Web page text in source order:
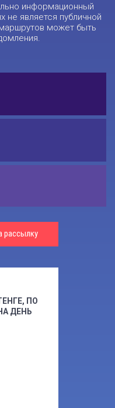
информационный
не является публичной
может быть
рассылку
ПО
ДЕНЬ